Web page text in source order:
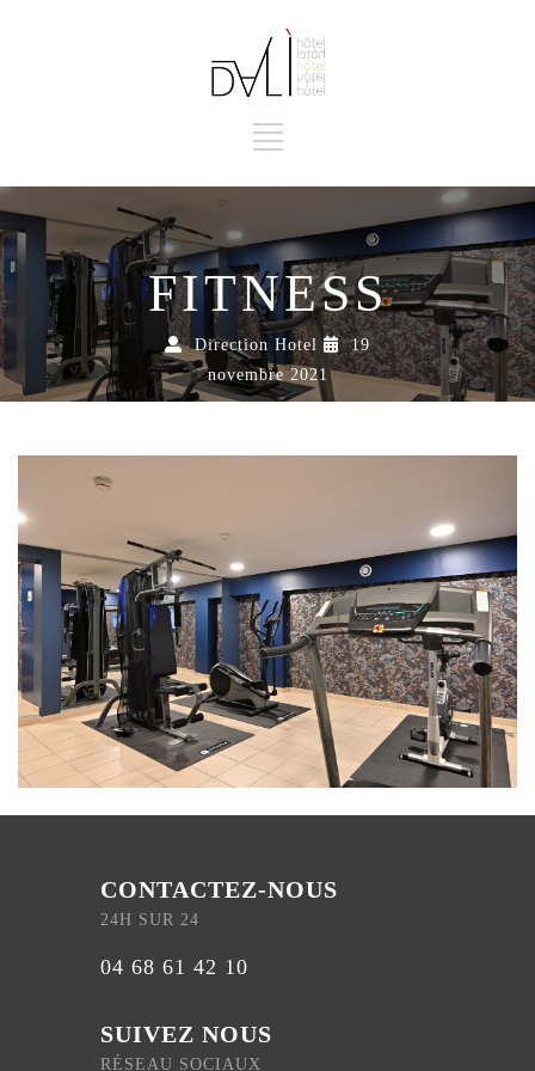
FITNESS
Direction Hotel
19
novembre 2021
CONTACTEZ-NOUS
24H SUR 24
04 68 61 42 10
SUIVEZ NOUS
RÉSEAU SOCIAUX